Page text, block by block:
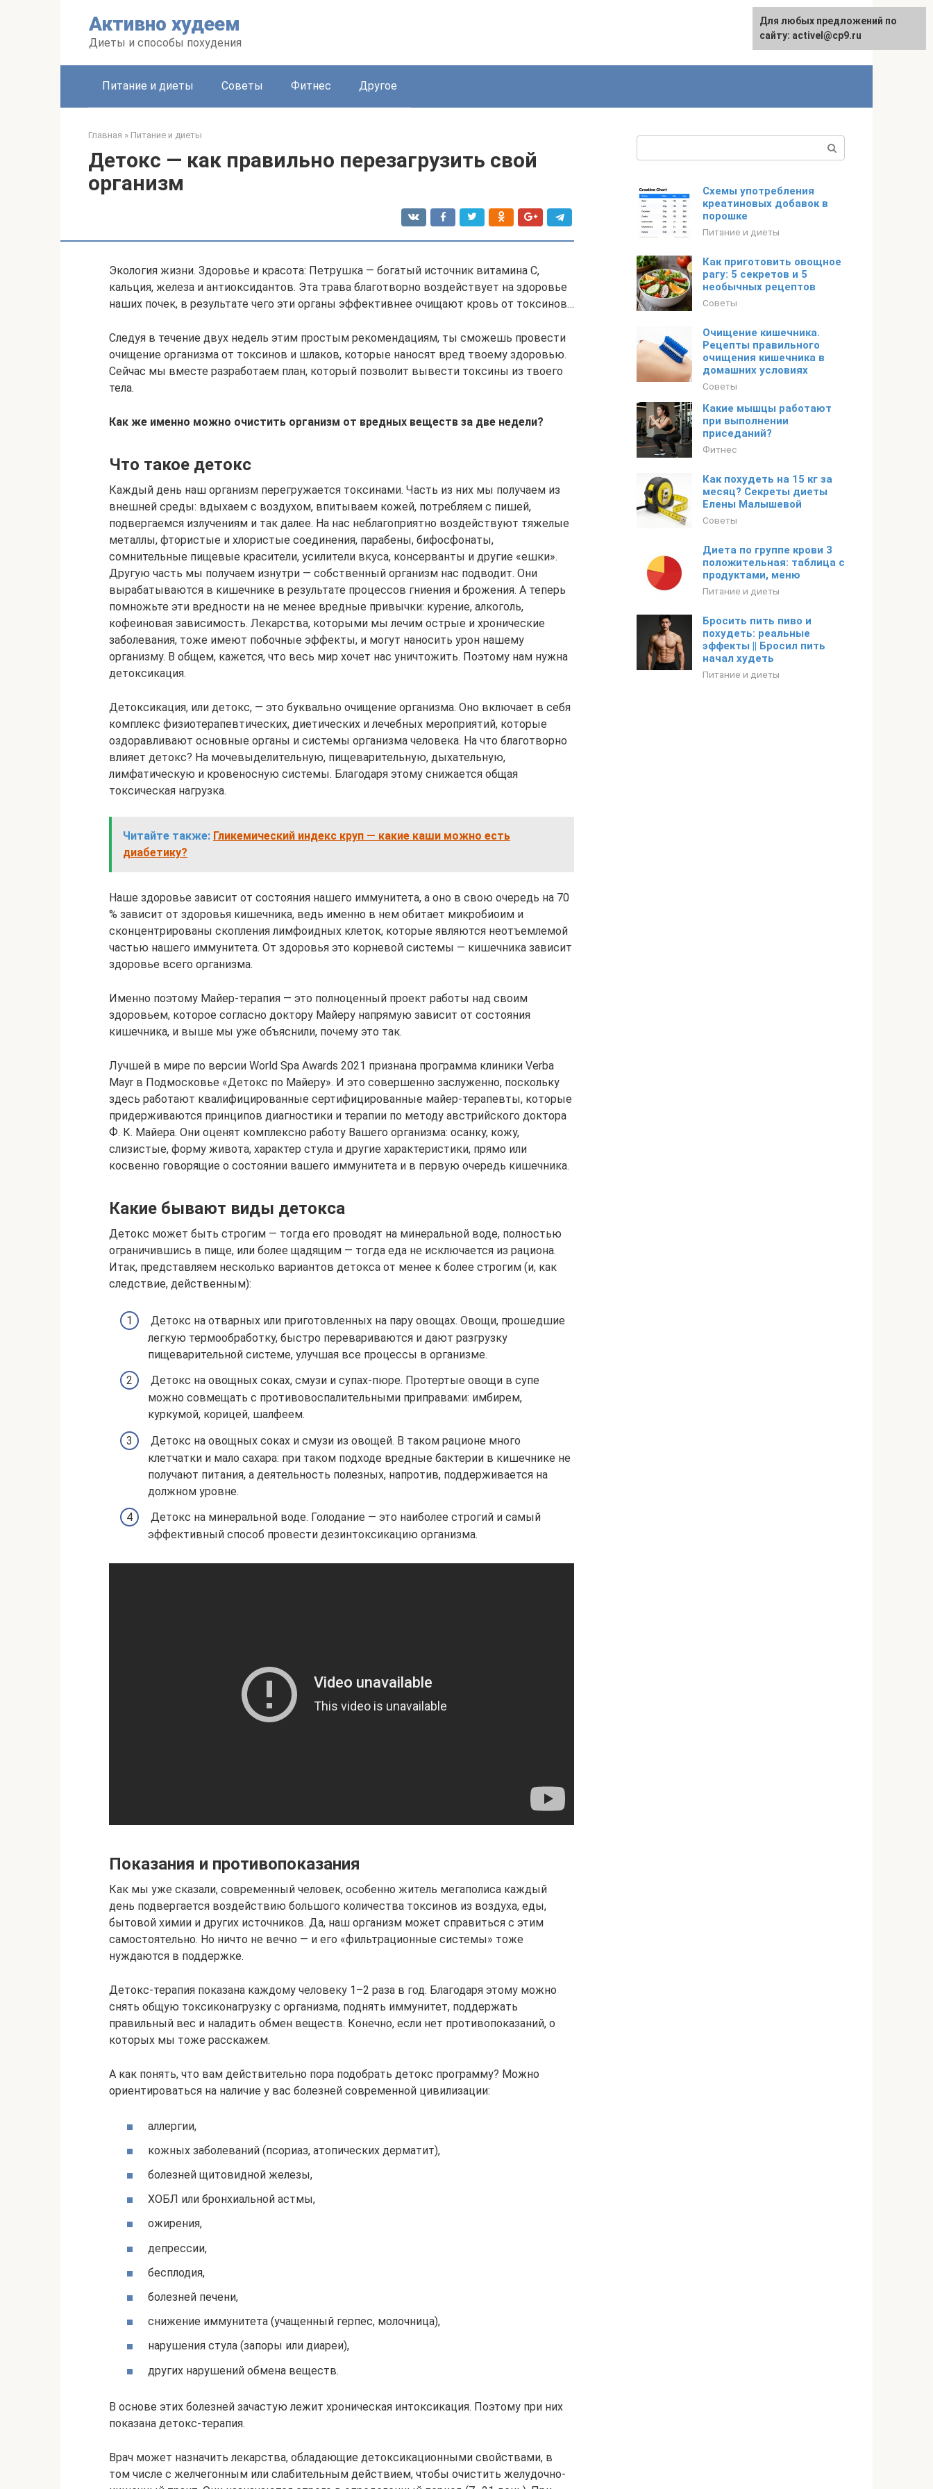
Активно худеем
Диеты и способы похудения
English
Питание и диеты Советы Фитнес Другое
Главная » Питание и диеты
Детокс — как правильно перезагрузить свой
организм
Экология жизни. Здоровье и красота: Петрушка — богатый источник витамина С,
кальция, железа и антиоксидантов. Эта трава благотворно воздействует на здоровье
наших почек, в результате чего эти органы эффективнее очищают кровь от токсинов…
Следуя в течение двух недель этим простым рекомендациям, ты сможешь провести
очищение организма от токсинов и шлаков, которые наносят вред твоему здоровью.
Сейчас мы вместе разработаем план, который позволит вывести токсины из твоего
тела.
Как же именно можно очистить организм от вредных веществ за две недели?
Что такое детокс
Каждый день наш организм перегружается токсинами. Часть из них мы получаем из
внешней среды: вдыхаем с воздухом, впитываем кожей, потребляем с пишей,
подвергаемся излучениям и так далее. На нас неблагоприятно воздействуют тяжелые
металлы, фтористые и хлористые соединения, парабены, бифосфонаты,
сомнительные пищевые красители, усилители вкуса, консерванты и другие «ешки».
Другую часть мы получаем изнутри — собственный организм нас подводит. Они
вырабатываются в кишечнике в результате процессов гниения и брожения. А теперь
помножьте эти вредности на не менее вредные привычки: курение, алкоголь,
кофеиновая зависимость. Лекарства, которыми мы лечим острые и хронические
заболевания, тоже имеют побочные эффекты, и могут наносить урон нашему
организму. В общем, кажется, что весь мир хочет нас уничтожить. Поэтому нам нужна
детоксикация.
Детоксикация, или детокс, — это буквально очищение организма. Оно включает в себя
комплекс физиотерапевтических, диетических и лечебных мероприятий, которые
оздоравливают основные органы и системы организма человека. На что благотворно
влияет детокс? На мочевыделительную, пищеварительную, дыхательную,
лимфатическую и кровеносную системы. Благодаря этому снижается общая
токсическая нагрузка.
Читайте также: Гликемический индекс круп — какие каши можно есть
диабетику?
Наше здоровье зависит от состояния нашего иммунитета, а оно в свою очередь на 70
% зависит от здоровья кишечника, ведь именно в нем обитает микробиоим и
сконцентрированы скопления лимфоидных клеток, которые являются неотъемлемой
частью нашего иммунитета. От здоровья это корневой системы — кишечника зависит
здоровье всего организма.
Именно поэтому Майер-терапия — это полноценный проект работы над своим
здоровьем, которое согласно доктору Майеру напрямую зависит от состояния
кишечника, и выше мы уже объяснили, почему это так.
Лучшей в мире по версии World Spa Awards 2021 признана программа клиники Verba
Mayr в Подмосковье «Детокс по Майеру». И это совершенно заслуженно, поскольку
здесь работают квалифицированные сертифицированные майер-терапевты, которые
придерживаются принципов диагностики и терапии по методу австрийского доктора
Ф. К. Майера. Они оценят комплексно работу Вашего организма: осанку, кожу,
слизистые, форму живота, характер стула и другие характеристики, прямо или
косвенно говорящие о состоянии вашего иммунитета и в первую очередь кишечника.
Какие бывают виды детокса
Детокс может быть строгим — тогда его проводят на минеральной воде, полностью
ограничившись в пище, или более щадящим — тогда еда не исключается из рациона.
Итак, представляем несколько вариантов детокса от менее к более строгим (и, как
следствие, действенным):
Детокс на отварных или приготовленных на пару овощах. Овощи, прошедшие
легкую термообработку, быстро перевариваются и дают разгрузку
пищеварительной системе, улучшая все процессы в организме.
Детокс на овощных соках, смузи и супах-пюре. Протертые овощи в супе
можно совмещать с противовоспалительными приправами: имбирем,
куркумой, корицей, шалфеем.
Детокс на овощных соках и смузи из овощей. В таком рационе много
клетчатки и мало сахара: при таком подходе вредные бактерии в кишечнике не
получают питания, а деятельность полезных, напротив, поддерживается на
должном уровне.
Детокс на минеральной воде. Голодание — это наиболее строгий и самый
эффективный способ провести дезинтоксикацию организма.
Показания и противопоказания
Как мы уже сказали, современный человек, особенно житель мегаполиса каждый
день подвергается воздействию большого количества токсинов из воздуха, еды,
бытовой химии и других источников. Да, наш организм может справиться с этим
самостоятельно. Но ничто не вечно — и его «фильтрационные системы» тоже
нуждаются в поддержке.
Детокс-терапия показана каждому человеку 1–2 раза в год. Благодаря этому можно
снять общую токсиконагрузку с организма, поднять иммунитет, поддержать
правильный вес и наладить обмен веществ. Конечно, если нет противопоказаний, о
которых мы тоже расскажем.
А как понять, что вам действительно пора подобрать детокс программу? Можно
ориентироваться на наличие у вас болезней современной цивилизации:
аллергии,
кожных заболеваний (псориаз, атопических дерматит),
болезней щитовидной железы,
ХОБЛ или бронхиальной астмы,
ожирения,
депрессии,
бесплодия,
болезней печени,
снижение иммунитета (учащенный герпес, молочница),
нарушения стула (запоры или диареи),
других нарушений обмена веществ.
В основе этих болезней зачастую лежит хроническая интоксикация. Поэтому при них
показана детокс-терапия.
Врач может назначить лекарства, обладающие детоксикационными свойствами, в
том числе с желчегонным или слабительным действием, чтобы очистить желудочно-
Схемы употребления
креатиновых добавок в
порошке
Питание и диеты
Как приготовить овощное
рагу: 5 секретов и 5
необычных рецептов
Советы
Очищение кишечника.
Рецепты правильного
очищения кишечника в
домашних условиях
Советы
Какие мышцы работают
при выполнении
приседаний?
Фитнес
Как похудеть на 15 кг за
месяц? Секреты диеты
Елены Малышевой
Советы
Диета по группе крови 3
положительная: таблица с
продуктами, меню
Питание и диеты
Бросить пить пиво и
похудеть: реальные
эффекты || Бросил пить
начал худеть
Питание и диеты
Для любых предложений по
сайту: activel@cp9.ru